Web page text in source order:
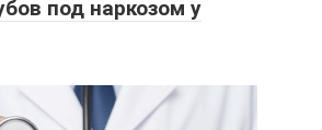
под наркозом у